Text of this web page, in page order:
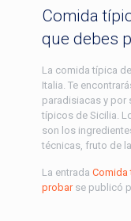
Comida
que debes
La comida típica
Italia. Te
paradisiacas y
típicos de Sicilia.
son los
técnicas, fruto de
La entrada Comida
probarse publicó